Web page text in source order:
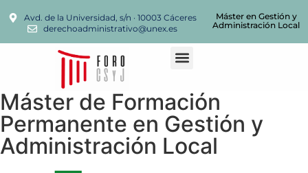
Máster en Gestión y
Administración Local
Avd. de la Universidad, s/n · 10003 Cáceres
derechoadministrativo@unex.es
Máster de Formación
Permanente en Gestión y
Administración Local